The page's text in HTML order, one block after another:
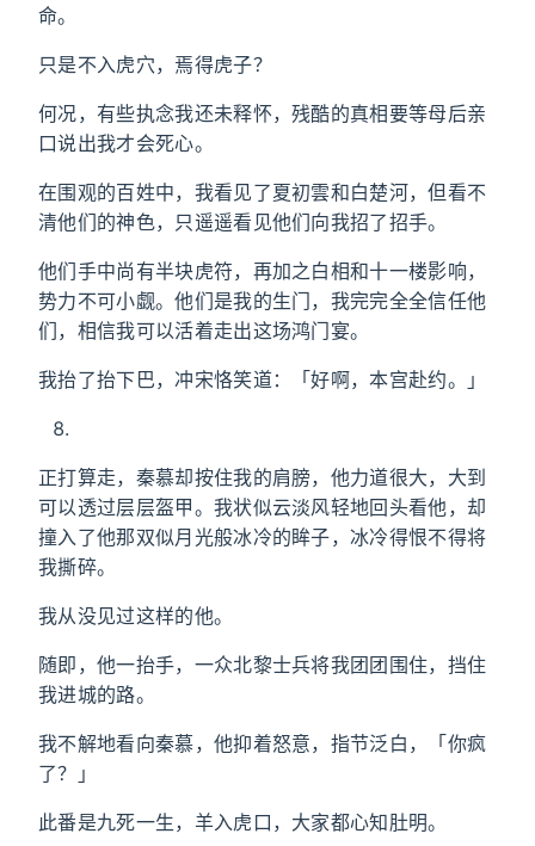
命。
只是不入虎穴，焉得虎子？
何况，有些执念我还未释怀，残酷的真相要等母后亲
口说出我才会死心。
在围观的百姓中，我看见了夏初雲和白楚河，但看不
清他们的神色，只遥遥看见他们向我招了招手。
他们手中尚有半块虎符，再加之白相和十一楼影响，
势力不可小觑。他们是我的生门，我完完全全信任他
们，相信我可以活着走出这场鸿门宴。
我抬了抬下巴，冲宋恪笑道：「好啊，本宫赴约。」
正打算走，秦慕却按住我的肩膀，他力道很大，大到
可以透过层层盔甲。我状似云淡风轻地回头看他，却
撞入了他那双似月光般冰冷的眸子，冰冷得恨不得将
我撕碎。
我从没见过这样的他。
随即，他一抬手，一众北黎士兵将我团团围住，挡住
我进城的路。
我不解地看向秦慕，他抑着怒意，指节泛白，「你疯
了？」
此番是九死一生，羊入虎口，大家都心知肚明。